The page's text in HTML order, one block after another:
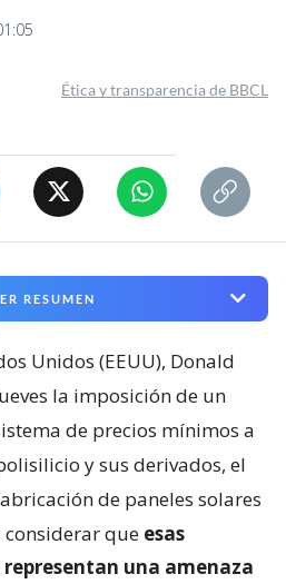
Ética y transparencia de BBCL
RESUMEN
Unidos (EEUU), Donald
la imposición de un
de precios mínimos a
y sus derivados, el
de paneles solares
considerar que esas
una amenaza